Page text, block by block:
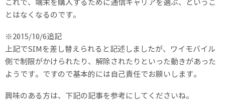
とはなくなるのです。
※2015/10/6追記
上記でSIMを差し替えられると記述しましたが、ワイモバイル
側で制限がかけられたり、解除されたりといった動きがあった
ようです。ですので基本的には自己責任でお願いします。
興味のある方は、下記の記事を参考にしてくださいね。